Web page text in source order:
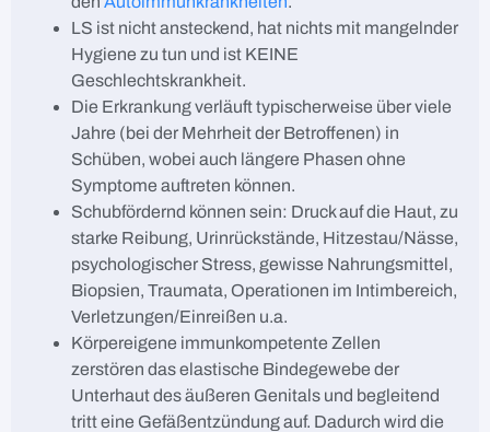
LS ist nicht ansteckend, hat nichts mit mangelnder
Hygiene zu tun und ist KEINE
Geschlechtskrankheit.
Die Erkrankung verläuft typischerweise über viele
Jahre (bei der Mehrheit der Betroffenen) in
Schüben, wobei auch längere Phasen ohne
Symptome auftreten können.
Schubfördernd können sein: Druck auf die Haut, zu
starke Reibung, Urinrückstände, Hitzestau/Nässe,
psychologischer Stress, gewisse Nahrungsmittel,
Biopsien, Traumata, Operationen im Intimbereich,
Verletzungen/Einreißen u.a.
Körpereigene immunkompetente Zellen
zerstören das elastische Bindegewebe der
Unterhaut des äußeren Genitals und begleitend
tritt eine Gefäßentzündung auf. Dadurch wird die